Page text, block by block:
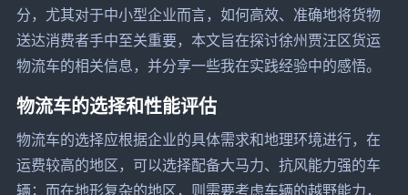
分，尤其对于中小型企业而言，如何高效、准确地将货物
送达消费者手中至关重要，本文旨在探讨徐州贾汪区货运
物流车的相关信息，并分享一些我在实践经验中的感悟。
物流车的选择和性能评估
物流车的选择应根据企业的具体需求和地理环境进行，在
运费较高的地区，可以选择配备大马力、抗风能力强的车
辆；而在地形复杂的地区，则需要考虑车辆的越野能力，